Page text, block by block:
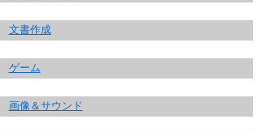
文書作成
ゲーム
画像＆サウンド